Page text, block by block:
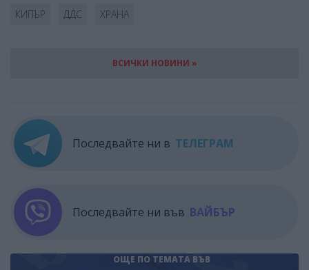
КИПЪР ДДС ХРАНА
ВСИЧКИ НОВИНИ »
Последвайте ни в ТЕЛЕГРАМ
Последвайте ни във ВАЙБЪР
ОЩЕ ПО ТЕМАТА ВЪВ